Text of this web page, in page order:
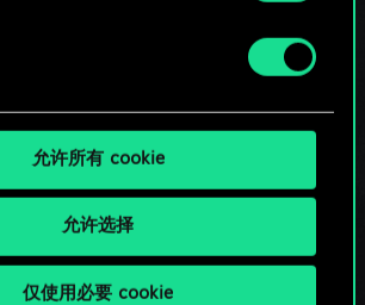
允许所有 cookie
允许选择
仅使用必要 cookie